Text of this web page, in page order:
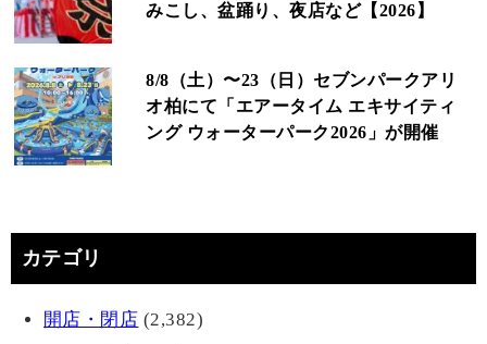
みこし、盆踊り、夜店など【2026】
8/8（土）〜23（日）セブンパークアリ
オ柏にて「エアータイム エキサイティ
ング ウォーターパーク2026」が開催
カテゴリ
開店・閉店 (2,382)